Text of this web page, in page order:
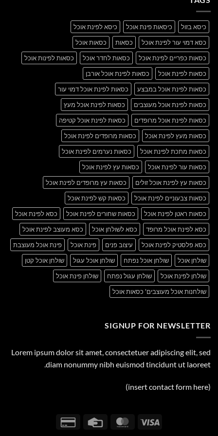
כיסא בזול כיסאות פינת אוכל
כיסא לפינת אוכל
כסא דמוי עור לפינת אוכל
כסאות
כסאות אוכל
כסאות כפריים לפינת אוכל
כסאות לחדר אוכל
כסאות לפינות אוכל
כסאות לפינת אוכל
כסאות לפינת אוכל אורבן
כסאות לפינת אוכל במבצע
כסאות לפינת אוכל דמוי עור
כסאות לפינת אוכל מעוצבים
כסאות לפינת אוכל מעץ
כסאות לפינת אוכל מרופדים
כסאות לפינת אוכל קטיפה
כסאות מעץ לפינת אוכל
כסאות מרופדים לפינת אוכל
כסאות מתכת לפינת אוכל
כסאות נערמים לפינת אוכל
כסאות עור לפינת אוכל
כסאות עץ לפינת אוכל
כסאות עץ לפינת אוכל זולים
כסאות עץ מרופדים לפינת אוכל
כסאות צבעוניים לפינת אוכל
כסאות קש לפינת אוכל
כסאות ראטן לפינת אוכל
כסאות שחורים לפינת אוכל
כסא לפינת אוכל
כסא לפינת אוכל מרופד
כסא לשולחן אוכל
כסא מעוצב לפינת אוכל
כסא פלסטיק לפינת אוכל
עיצוב פנים פינת אוכל
פינת אוכל מעוצבת
שולחן אוכל
שולחן אוכל נפתח שולחן אוכל עגול
שולחן אוכל קטן
שולחן לפינת אוכל
שולחן עגול נפתח
שולחן פינת אוכל
שולחנות אוכל מעוצבים' כסאות אוכל
SIGNUP FOR NEWSLETTER
Lorem ipsum dolor sit amet, consectetuer adipiscing elit, sed
diam nonummy nibh euismod tincidunt ut laoreet.
(insert contact form here)
Visa
MasterCard
Credit